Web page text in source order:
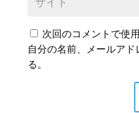
次回のコメントで使
自分の名前、メールア
る。